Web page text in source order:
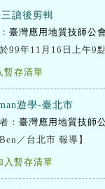
讀後剪輯
臺灣應用地質技師公
99年11月16日上午9
暫存清單
遊學-臺北市
： 臺灣應用地質技師
Ben／台北市 報導】
入暫存清單